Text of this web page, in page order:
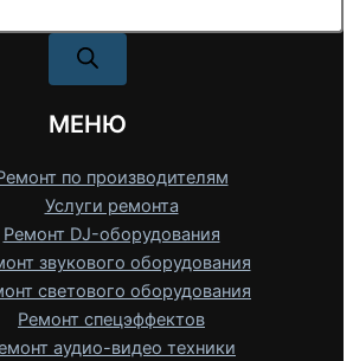
МЕНЮ
по производителям
Услуги ремонта
Ремонт DJ-оборудования
звукового оборудования
светового оборудования
Ремонт спецэффектов
аудио-видео техники